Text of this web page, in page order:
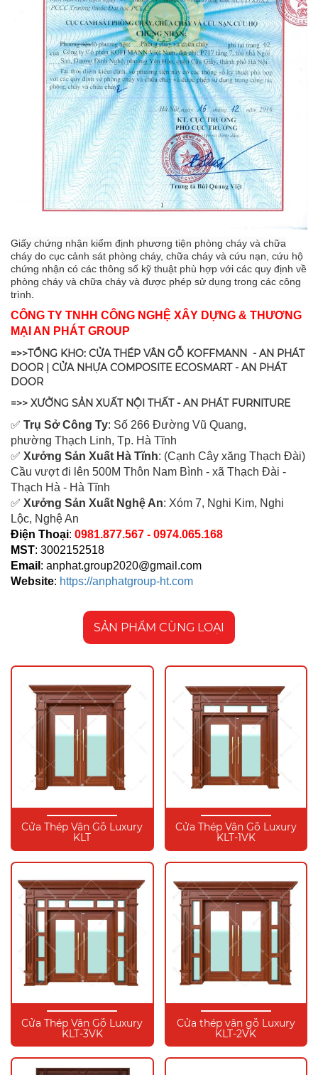
Giấy chứng nhận kiểm định phương tiện phòng cháy và chữa
cháy do cục cảnh sát phòng cháy, chữa cháy và cứu nạn, cứu hộ
chứng nhận có các thông số kỹ thuật phù hợp với các quy định về
phòng cháy và chữa cháy và được phép sử dụng trong các công
trình.
CÔNG TY TNHH CÔNG NGHỆ XÂY DỰNG & THƯƠNG
MẠI AN PHÁT GROUP
=>>TỔNG KHO: CỬA THÉP VÂN GỖ KOFFMANN - AN PHÁT
DOOR | CỬA NHỰA COMPOSITE ECOSMART - AN PHÁT
DOOR
=>> XƯỞNG SẢN XUẤT NỘI THẤT - AN PHÁT FURNITURE
✅ Trụ Sở Công Ty: Số 266 Đường Vũ Quang,
phường Thạch Linh, Tp. Hà Tĩnh
✅ Xưởng Sản Xuất Hà Tĩnh: (Cạnh Cây xăng Thạch Đài)
Cầu vượt đi lên 500M Thôn Nam Bình - xã Thạch Đài -
Thạch Hà - Hà Tĩnh
✅ Xưởng Sản Xuất Nghệ An: Xóm 7, Nghi Kim, Nghi
Lộc, Nghệ An
Điện Thoại: 0981.877.567 - 0974.065.168
MST: 3002152518
Email : anphat.group2020@gmail.com
Website: https://anphatgroup-ht.com
SẢN PHẨM CÙNG LOẠI
Cửa Thép Vân Gỗ Luxury
KLT
Cửa Thép Vân Gỗ Luxury
KLT-1VK
Cửa Thép Vân Gỗ Luxury
KLT-3VK
Cửa thép vân gỗ Luxury
KLT-2VK